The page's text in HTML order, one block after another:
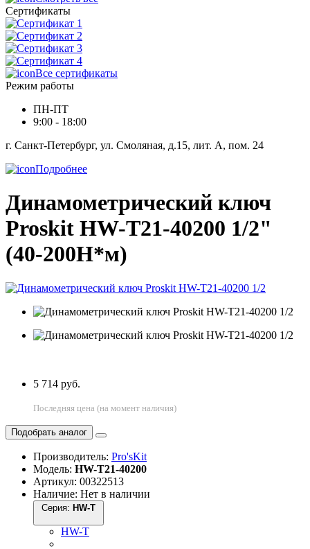
Сертификаты
Все сертификаты
Режим работы
ПН-ПТ
9:00 - 18:00
г. Санкт-Петербург, ул. Смоляная, д.15, лит. А, пом. 24
Подробнее
Динамометрический ключ
Proskit HW-T21-40200 1/2"
(40-200Н*м)
5 714 руб.
Последняя цена (на момент наличия)
Подобрать аналог
Производитель: Pro'sKit
Модель: HW-T21-40200
Артикул: 00322513
Наличие: Нет в наличии
Серия:
HW-T